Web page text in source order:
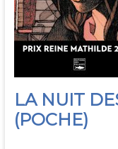
LA NUIT
(POCHE)